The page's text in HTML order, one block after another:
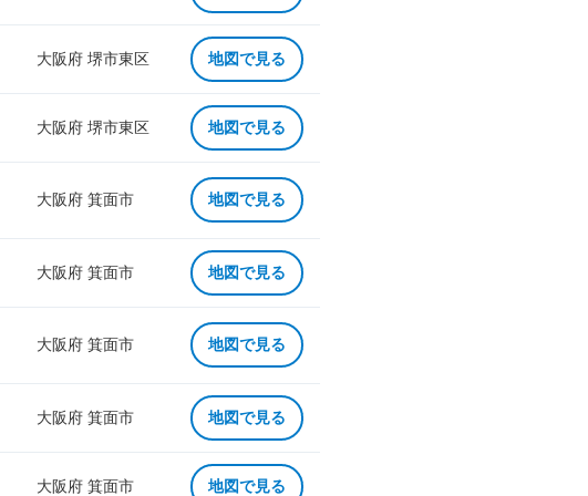
大阪府 堺市東区 地図で見る
大阪府 堺市東区 地図で見る
大阪府 箕面市 地図で見る
大阪府 箕面市 地図で見る
大阪府 箕面市 地図で見る
大阪府 箕面市 地図で見る
大阪府 箕面市 地図で見る